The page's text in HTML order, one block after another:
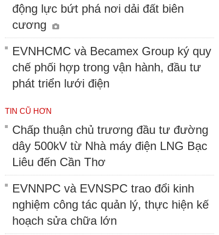
động lực bứt phá nơi dải đất biên
cương
EVNHCMC và Becamex Group ký quy
chế phối hợp trong vận hành, đầu tư
phát triển lưới điện
TIN CŨ HƠN
Chấp thuận chủ trương đầu tư đường
dây 500kV từ Nhà máy điện LNG Bạc
Liêu đến Cần Thơ
EVNNPC và EVNSPC trao đổi kinh
nghiệm công tác quản lý, thực hiện kế
hoạch sửa chữa lớn